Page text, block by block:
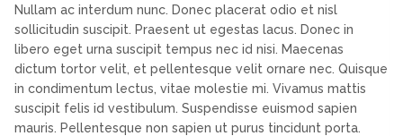
Nullam ac interdum nunc. Donec placerat odio et nisl
sollicitudin suscipit. Praesent ut egestas lacus. Donec in
libero eget urna suscipit tempus nec id nisi. Maecenas
dictum tortor velit, et pellentesque velit ornare nec. Quisque
in condimentum lectus, vitae molestie mi. Vivamus mattis
suscipit felis id vestibulum. Suspendisse euismod sapien
mauris. Pellentesque non sapien ut purus tincidunt porta.